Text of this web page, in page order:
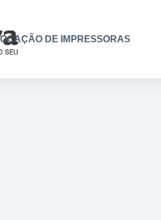
DE IMPRESSORAS